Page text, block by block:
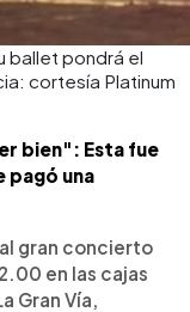
ballet pondrá el
cortesía Platinum
bien": Esta fue
pagó una
gran concierto
en las cajas
Gran Vía,